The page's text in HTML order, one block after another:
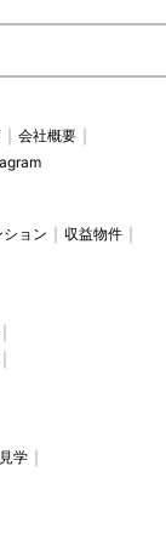
会社概要
ション
収益物件
学